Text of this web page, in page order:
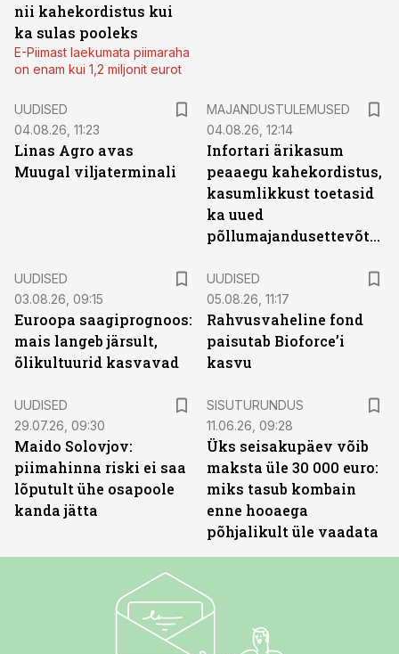
nii kahekordistus kui
ka sulas pooleks
E-Piimast laekumata piimaraha
on enam kui 1,2 miljonit eurot
UUDISED
04.08.26, 11:23
Linas Agro avas
Muugal viljaterminali
MAJANDUSTULEMUSED
04.08.26, 12:14
Infortari ärikasum
peaaegu kahekordistus,
kasumlikkust toetasid
ka uued
põllumajandusettevõtted
UUDISED
03.08.26, 09:15
Euroopa saagiprognoos:
mais langeb järsult,
õlikultuurid kasvavad
UUDISED
05.08.26, 11:17
Rahvusvaheline fond
paisutab Bioforce’i
kasvu
UUDISED
29.07.26, 09:30
Maido Solovjov:
piimahinna riski ei saa
lõputult ühe osapoole
kanda jätta
SISUTURUNDUS
11.06.26, 09:28
Üks seisakupäev võib
maksta üle 30 000 euro:
miks tasub kombain
enne hooaega
põhjalikult üle vaadata